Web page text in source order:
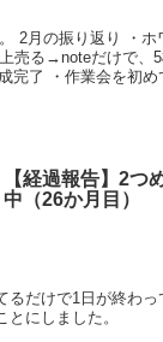
2月の振り返り ・ホ
売る→noteだけで、
完了 ・作業会を初
【経過報告】2つ
中（26か月目）
るだけで1日が終わっ
にしました。